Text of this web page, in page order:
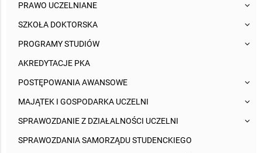
PRAWO UCZELNIANE
SZKOŁA DOKTORSKA
PROGRAMY STUDIÓW
AKREDYTACJE PKA
POSTĘPOWANIA AWANSOWE
MAJĄTEK I GOSPODARKA UCZELNI
SPRAWOZDANIE Z DZIAŁALNOŚCI UCZELNI
SPRAWOZDANIA SAMORZĄDU STUDENCKIEGO